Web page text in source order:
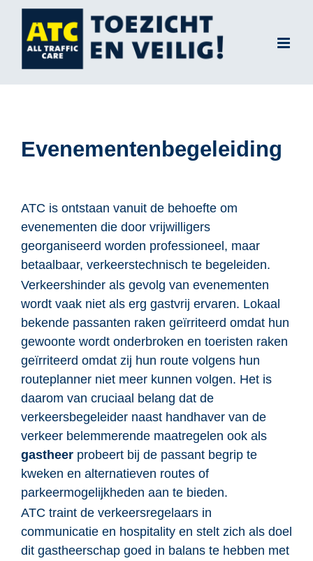
inhoud
Evenementenbegeleiding
ATC is ontstaan vanuit de behoefte om
evenementen die door vrijwilligers
georganiseerd worden professioneel, maar
betaalbaar, verkeerstechnisch te begeleiden.
Verkeershinder als gevolg van evenementen
wordt vaak niet als erg gastvrij ervaren. Lokaal
bekende passanten raken geïrriteerd omdat hun
gewoonte wordt onderbroken en toeristen raken
geïrriteerd omdat zij hun route volgens hun
routeplanner niet meer kunnen volgen. Het is
daarom van cruciaal belang dat de
verkeersbegeleider naast handhaver van de
verkeer belemmerende maatregelen ook als
gastheer probeert bij de passant begrip te
kweken en alternatieven routes of
parkeermogelijkheden aan te bieden.
ATC traint de verkeersregelaars in
communicatie en hospitality en stelt zich als doel
dit gastheerschap goed in balans te hebben met